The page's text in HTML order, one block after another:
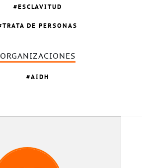
ESCLAVITUD
TRATA DE PERSONAS
ORGANIZACIONES
AIDH